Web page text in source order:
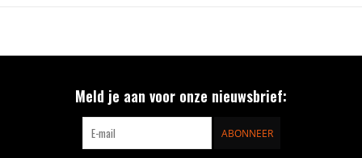
Meld je aan voor onze nieuwsbrief:
ABONNEER